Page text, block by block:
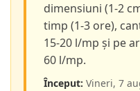
dimensiuni (1-2
timp (1-3 ore),
15-20 l/mp și pe
60 l/mp.
Început: Vineri, 7